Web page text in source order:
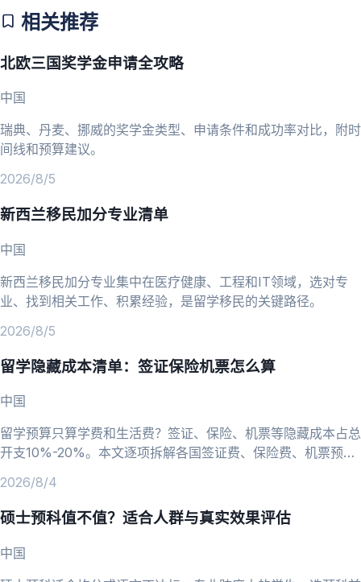
相关推荐
北欧三国奖学金申请全攻略
中国
瑞典、丹麦、挪威的奖学金类型、申请条件和成功率对比，附时
间线和预算建议。
2026/8/5
新西兰移民加分专业清单
中国
新西兰移民加分专业集中在医疗健康、工程和IT领域，选对专
业、找到相关工作、积累经验，是留学移民的关键路径。
2026/8/5
留学隐藏成本清单：签证保险机票怎么算
中国
留学预算只算学费和生活费？签证、保险、机票等隐藏成本占总
开支10%-20%。本文逐项拆解各国签证费、保险费、机票预订
2026/8/4
硕士预科值不值？适合人群与真实效果评估
中国